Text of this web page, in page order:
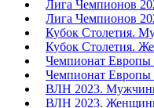
Лига Чемпионов
Лига Чемпионов
Кубок Столетия.
Кубок Столетия.
Чемпионат
Чемпионат
ВЛН 2023.
ВЛН 2023.